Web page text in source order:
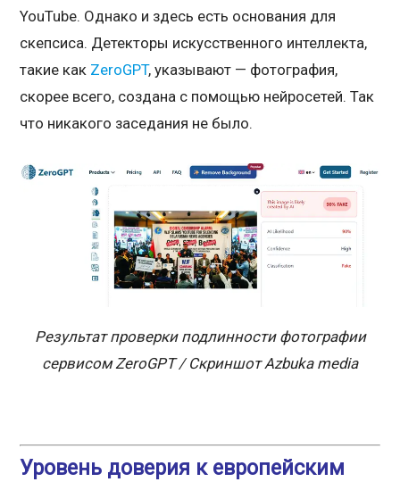
YouTube. Однако и здесь есть основания для
скепсиса. Детекторы искусственного интеллекта,
такие как ZeroGPT, указывают — фотография,
скорее всего, создана с помощью нейросетей. Так
что никакого заседания не было.
Результат проверки подлинности фотографии
сервисом ZeroGPT / Скриншот Azbuka media
Уровень доверия к европейским